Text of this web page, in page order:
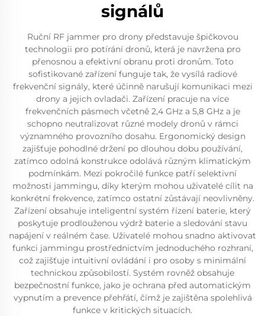
signálů
Ruční RF jammer pro drony představuje špičkovou
technologii pro potírání dronů, která je navržena pro
přenosnou a efektivní obranu proti dronům. Toto
sofistikované zařízení funguje tak, že vysílá radiové
frekvenční signály, které účinně narušují komunikaci mezi
drony a jejich ovladači. Zařízení pracuje na více
frekvenčních pásmech včetně 2,4 GHz a 5,8 GHz a je
schopno neutralizovat různé modely dronů v rámci
významného provozního dosahu. Ergonomický design
zajišťuje pohodlné držení po dlouhou dobu používání,
zatímco odolná konstrukce odolává různým klimatickým
podmínkám. Mezi pokročilé funkce patří selektivní
možnosti jammingu, díky kterým mohou uživatelé cílit na
konkrétní frekvence, zatímco ostatní zůstávají neovlivněny.
Zařízení obsahuje inteligentní systém řízení baterie, který
poskytuje prodlouženou výdrž baterie a sledování stavu
napájení v reálném čase. Uživatelé mohou snadno aktivovat
funkci jammingu prostřednictvím jednoduchého rozhraní,
což zajišťuje intuitivní ovládání i pro osoby s minimální
technickou způsobilostí. Systém rovněž obsahuje
bezpečnostní funkce, jako je ochrana před automatickým
vypnutím a prevence přehřátí, čímž je zajištěna spolehlivá
funkce v kritických situacích.